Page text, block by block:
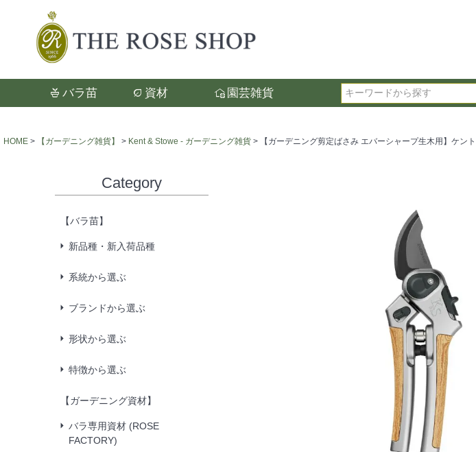
バラ苗 資材 園芸雑貨
検索
検索
選択した項目全てに該当
タイプ、カラー、ブラン
HOME 【ガーデニング雑貨】 Kent & Stowe - ガーデニング雑貨 【ガーデニング剪定ばさみ エバーシャープ生木用】ケン
Category
【バラ苗】
新品種・新入荷品種
系統から選ぶ
ブランドから選ぶ
形状から選ぶ
特徴から選ぶ
【ガーデニング資材】
バラ専用資材 (ROSE
FACTORY)